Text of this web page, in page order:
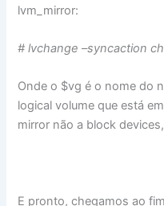
lvm_mirror:
# lvchange –syncaction
Onde o $vg é o nome do
logical volume que está
mirror não a block
E pronto, chegamos ao